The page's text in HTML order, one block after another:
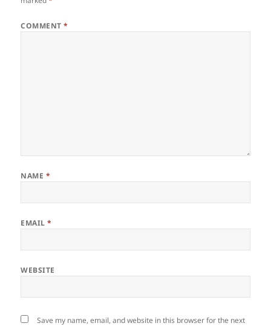
COMMENT*
NAME *
EMAIL*
WEBSITE
Save my name, email, and website in this browser for the next